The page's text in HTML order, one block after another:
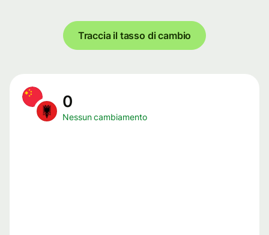
Traccia il tasso di cambio
0
Nessun cambiamento